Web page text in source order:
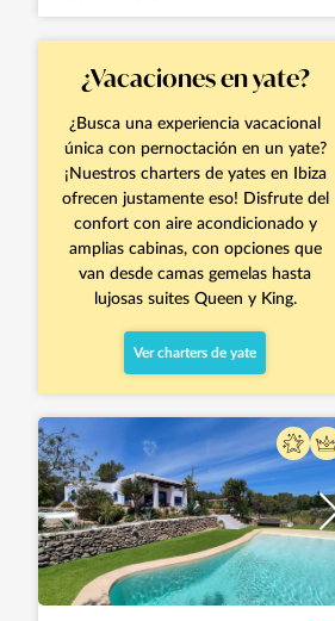
¿Vacaciones en yate?
¿Busca una experiencia vacacional
única con pernoctación en un yate?
¡Nuestros charters de yates en Ibiza
ofrecen justamente eso! Disfrute del
confort con aire acondicionado y
amplias cabinas, con opciones que
van desde camas gemelas hasta
lujosas suites Queen y King.
Ver charters de yate